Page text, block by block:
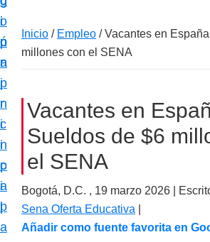
i
ó
n
p
r
i
n
c
i
p
a
o
p
r
i
n
c
i
p
a
l
i
n
a
a
c
p
e
c
i
Inicio / Empleo /Vacantes en
millones con el SENA
Vacantes en
Sueldos de $6
el SENA
Bogotá, D.C. , 19 marzo 2026 |
Sena Oferta Educativa
Añadir como fuente favorita en